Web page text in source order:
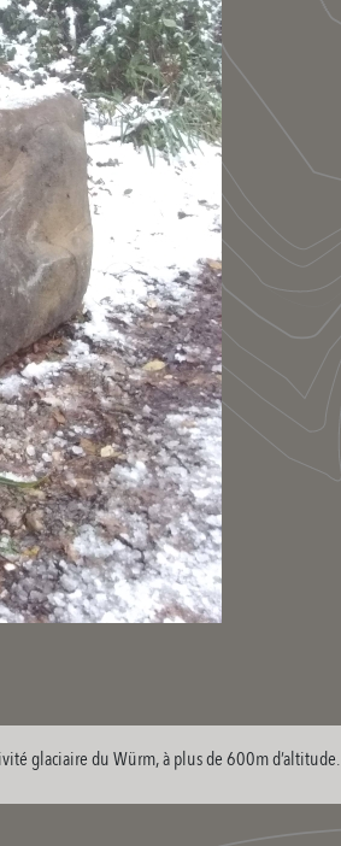
glaciaire du Würm, à plus de 600m d’altitude.